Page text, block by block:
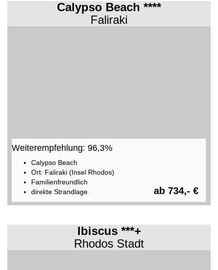
Calypso Beach ****
Faliraki
Weiterempfehlung: 96,3%
Calypso Beach
Ort: Faliraki (Insel Rhodos)
Familienfreundlich
direkte Strandlage
ab 734,- €
Ibiscus ***+
Rhodos Stadt